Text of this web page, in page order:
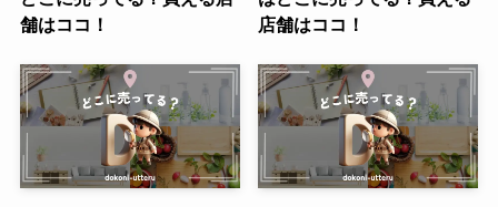
舗はココ！
店舗はココ！